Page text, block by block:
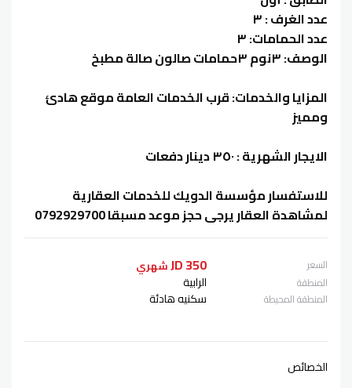
عدد الغرف : ٣
عدد الحمامات: ٣
الوصف: ٣نوم ٣حمامات صالون صالة مطبخ
المزايا والخدمات: قرب الخدمات العامة موقع هادئ
ومميز
الايجار الشهرية : ٣٥٠ دينار دفعات
للاستفسار مؤسسة الدويك للخدمات العقارية
لمشاهدة العقار يرجى حجز موعد مسبقا 0792929700
السعر 350 JD شهري
المنطقة الرابية
المنطقة المحيطة سكنيه هادئة
الخصائص